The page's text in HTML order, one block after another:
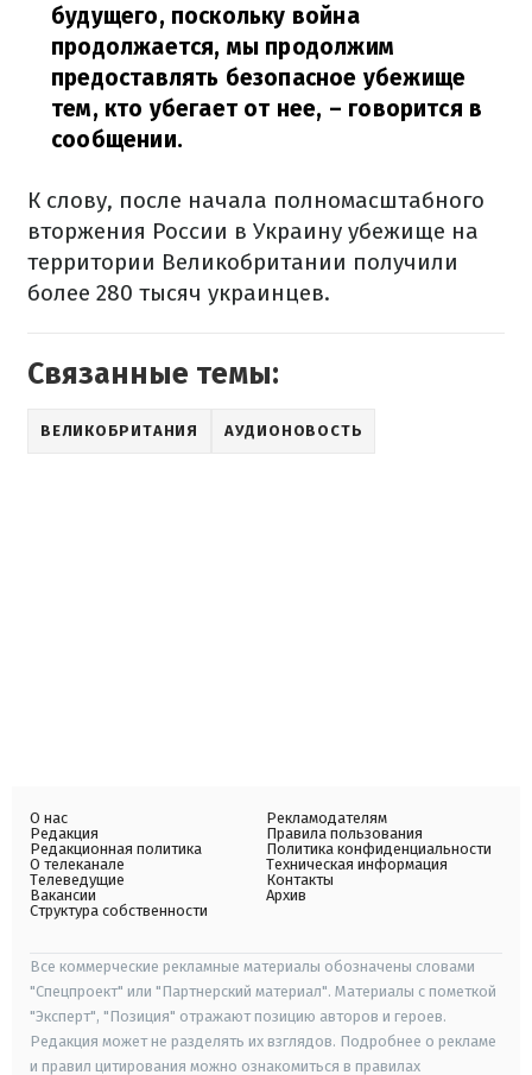
будущего, поскольку война
продолжается, мы продолжим
предоставлять безопасное убежище
тем, кто убегает от нее, – говорится в
сообщении.
К слову, после начала полномасштабного
вторжения России в Украину убежище на
территории Великобритании получили
более 280 тысяч украинцев.
Связанные темы:
ВЕЛИКОБРИТАНИЯ АУДИОНОВОСТЬ
О нас
Редакция
Редакционная политика
О телеканале
Телеведущие
Вакансии
Структура собственности
Рекламодателям
Правила пользования
Политика конфиденциальности
Техническая информация
Контакты
Архив
Все коммерческие рекламные материалы обозначены словами
"Спецпроект" или "Партнерский материал". Материалы с пометкой
"Эксперт", "Позиция" отражают позицию авторов и героев.
Редакция может не разделять их взглядов. Подробнее о рекламе
и правил цитирования можно ознакомиться в правилах